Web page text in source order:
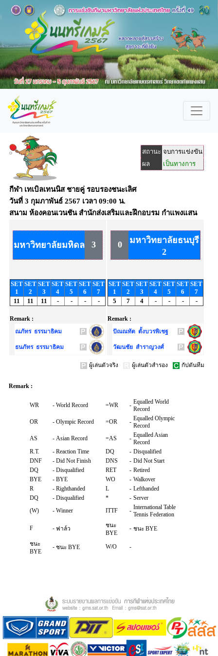
สถานะ จบการแข่งขัน
ผล
เป็นทางการ
กีฬา เทเบิลเทนนิส ชายคู่ รอบรองชนะเลิศ
วันที่ 3 กุมภาพันธ์ 2567 เวลา 09:00 น.
สนาม ห้องคอนเวนชัน สำนักส่งเสริมและฝึกอบรม กำแพงแสน
มหาวิทยาลัยมหิดล 3
SET
1
SET
2
SET
3
SET
4
SET
5
SET
6
SET
7
11
11 11 - - - -
Remark :
ณภัทร ธรรมาธิคม
ธนภัทร ธรรมาธิคม
0
มหาวิทยาลัยธนบุรี
2
SET
1
SET
2
SET
3
SET
4
SET
5
SET
6
SET
7
5
7 4 - - - -
Remark :
ปัณณทัต ตั้งบวรพิเชฐ
วัฒนชัย สำราญวงศ์
ผู้เล่นตัวจริง ผู้เล่นตัวสำรอง กัปตันทีม
Remark :
WR - World Record =WR - Equalled World
Record
OR
- Olympic Record =OR - Equalled Olympic
Record
AS
- Asian Record =AS - Equalled Asian
Record
R.T.
- Reaction Time DQ - Disqualified
DNF
- Did Not Finish DNS - Did Not Start
DQ
- Disqualified RET - Retired
BYE
- BYE WO - Walkover
R
- Righthanded L - Lefthanded
DQ
- Disqualified * - Server
(W)
- Winner ITTF - International Table
Tennis Federation
F
- ฟาล์ว
ชนะ
BYE
- ชนะ BYE
ชนะ
BYE
- ชนะ BYE W/O -